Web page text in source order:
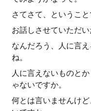
さてさて、というこ
お話しさせていただい
なんだろう、人に言
ね。
人に言えないものと
ゃないですか。
何とは言いませんけ